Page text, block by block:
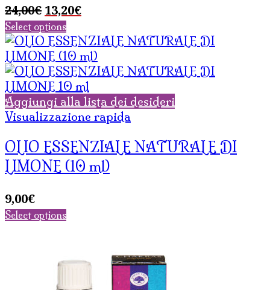
24,00€ Il
prezzo
originale
era:
24,00€.
13,20€Il
attuale
è:
13,20€.
Select options
Aggiungi alla lista dei desideri
Visualizzazione rapida
OLIO ESSENZIALE NATURALE DI
LIMONE (10 ml)
9,00€
Select options